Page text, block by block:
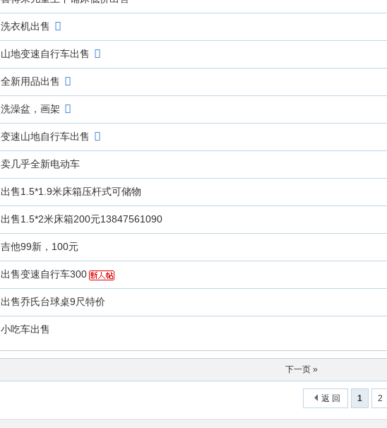
洗衣机出售
山地变速自行车出售
全新用品出售
洗澡盆，画架
变速山地自行车出售
卖几乎全新电动车
出售1.5*1.9米床箱压杆式可储物
出售1.5*2米床箱200元13847561090
吉他99新，100元
出售变速自行车300
出售乔氏台球桌9尺特价
小吃车出售
下一页 »
1 2
返 回